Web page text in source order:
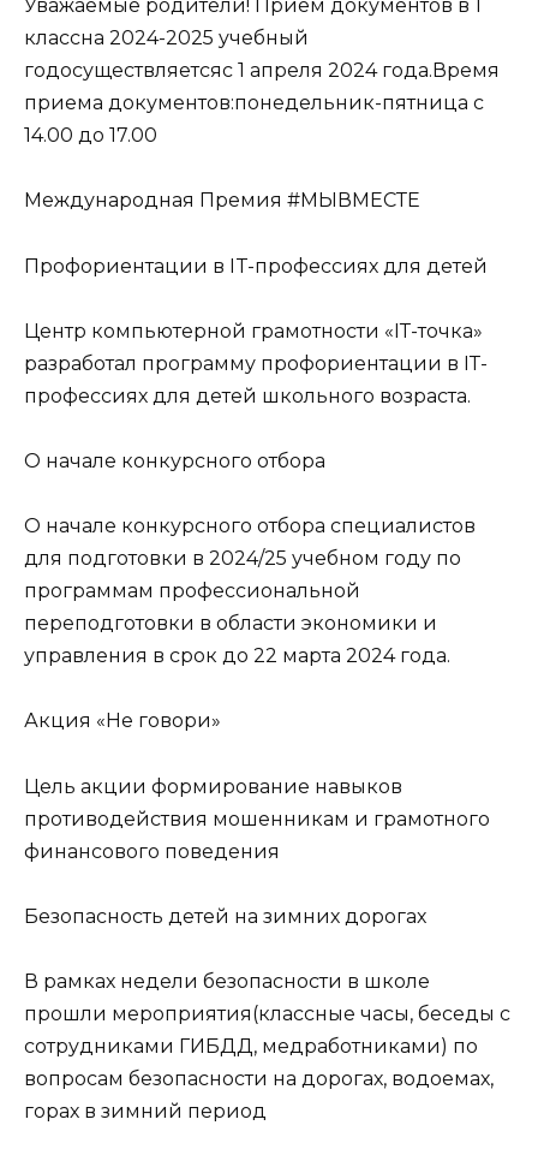
Уважаемые родители! Прием документов в 1
классна 2024-2025 учебный
годосуществляетсяс 1 апреля 2024 года.Время
приема документов:понедельник-пятница с
14.00 до 17.00
Международная Премия #МЫВМЕСТЕ
Профориентации в IT-профессиях для детей
Центр компьютерной грамотности «IТ-точка»
разработал программу профориентации в IТ-
профессиях для детей школьного возраста.
О начале конкурсного отбора
О начале конкурсного отбора специалистов
для подготовки в 2024/25 учебном году по
программам профессиональной
переподготовки в области экономики и
управления в срок до 22 марта 2024 года.
Акция «Не говори»
Цель акции формирование навыков
противодействия мошенникам и грамотного
финансового поведения
Безопасность детей на зимних дорогах
В рамках недели безопасности в школе
прошли мероприятия(классные часы, беседы с
сотрудниками ГИБДД, медработниками) по
вопросам безопасности на дорогах, водоемах,
горах в зимний период